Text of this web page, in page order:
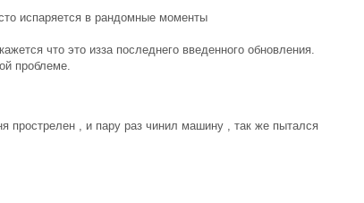
испаряется в рандомные моменты
что это изза последнего введенного обновления.
проблеме.
прострелен , и пару раз чинил машину , так же пытался